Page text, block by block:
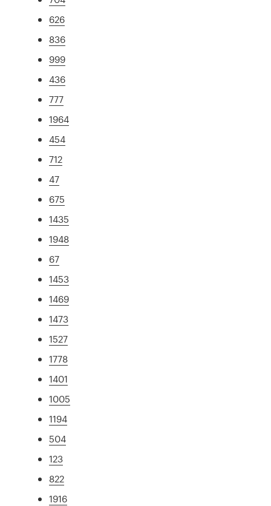
626
836
999
436
777
1964
454
712
47
675
1435
1948
67
1453
1469
1473
1527
1778
1401
1005
1194
504
123
822
1916